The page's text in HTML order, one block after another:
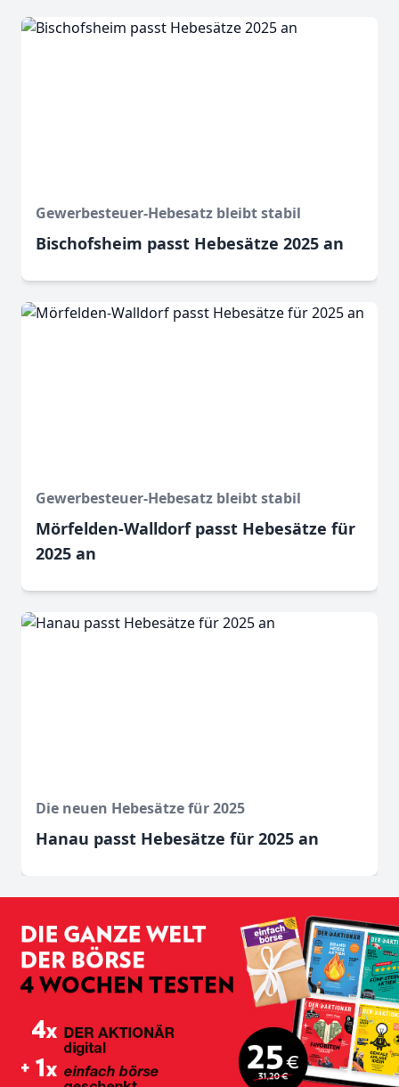
Gewerbesteuer-Hebesatz bleibt stabil
Bischofsheim passt Hebesätze 2025 an
Gewerbesteuer-Hebesatz bleibt stabil
Mörfelden-Walldorf passt Hebesätze für
2025 an
Die neuen Hebesätze für 2025
Hanau passt Hebesätze für 2025 an